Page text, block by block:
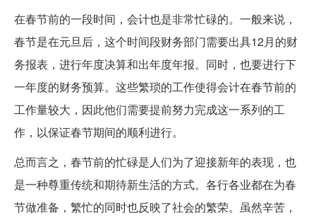
在春节前的一段时间，会计也是非常忙碌的。一般来说，
春节是在元旦后，这个时间段财务部门需要出具12月的财
务报表，进行年度决算和出年度年报。同时，也要进行下
一年度的财务预算。这些繁琐的工作使得会计在春节前的
工作量较大，因此他们需要提前努力完成这一系列的工
作，以保证春节期间的顺利进行。
总而言之，春节前的忙碌是人们为了迎接新年的表现，也
是一种尊重传统和期待新生活的方式。各行各业都在为春
节做准备，繁忙的同时也反映了社会的繁荣。虽然辛苦，